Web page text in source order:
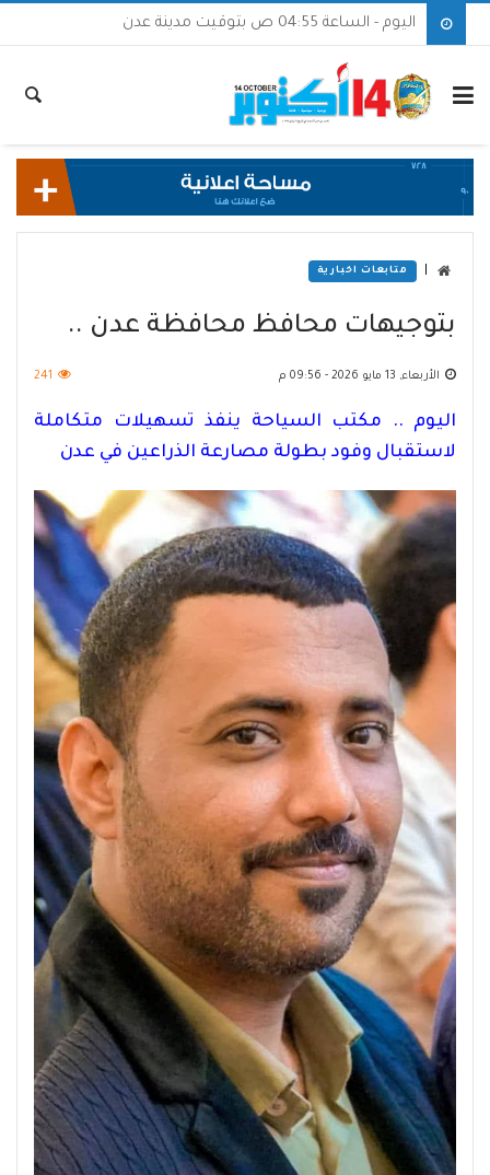
اليوم - الساعة 04:55 ص بتوقيت مدينة عدن
متابعات اخبارية
بتوجيهات محافظ محافظة عدن ..
الأربعاء, 13 مايو 2026 - 09:56 م 241
اليوم .. مكتب السياحة ينفذ تسهيلات متكاملة
لاستقبال وفود بطولة مصارعة الذراعين في عدن